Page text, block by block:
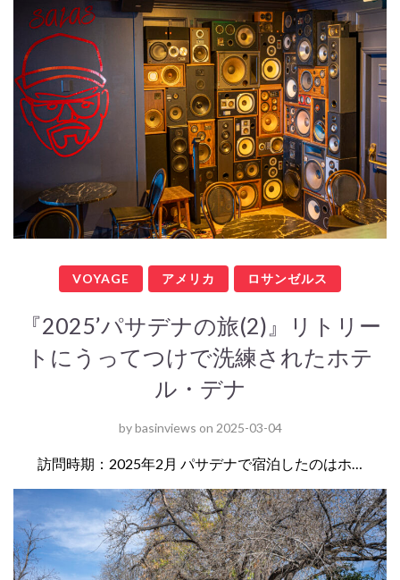
VOYAGE アメリカ ロサンゼルス
『2025’パサデナの旅(2)』リトリー
トにうってつけで洗練されたホテ
ル・デナ
bybasinviews on 2025-03-04
訪問時期：2025年2月 パサデナで宿泊したのはホ…